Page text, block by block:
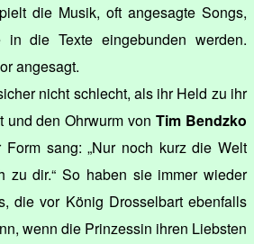
die Musik, oft angesagte Songs,
die Texte eingebunden werden.
angesagt.
nicht schlecht, als ihr Held zu ihr
und den Ohrwurm vonTim Bendzko
sang: „Nur noch kurz die Welt
zu dir.“ So haben sie immer wieder
die vor König Drosselbart ebenfalls
wenn die Prinzessin ihren Liebsten